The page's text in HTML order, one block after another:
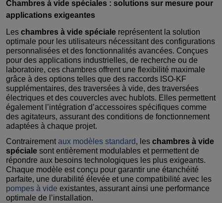
Chambres à vide spéciales : solutions sur mesure pour
applications exigeantes
Les chambres à vide spéciale représentent la solution
optimale pour les utilisateurs nécessitant des configurations
personnalisées et des fonctionnalités avancées. Conçues
pour des applications industrielles, de recherche ou de
laboratoire, ces chambres offrent une flexibilité maximale
grâce à des options telles que des raccords ISO-KF
supplémentaires, des traversées à vide, des traversées
électriques et des couvercles avec hublots. Elles permettent
également l’intégration d’accessoires spécifiques comme
des agitateurs, assurant des conditions de fonctionnement
adaptées à chaque projet.
Contrairementaux modèles standard, les chambres à vide
spéciale sont entièrement modulables et permettent de
répondre aux besoins technologiques les plus exigeants.
Chaque modèle est conçu pour garantir une étanchéité
parfaite, une durabilité élevée et une compatibilité avec les
pompes à vide existantes, assurant ainsi une performance
optimale de l’installation.